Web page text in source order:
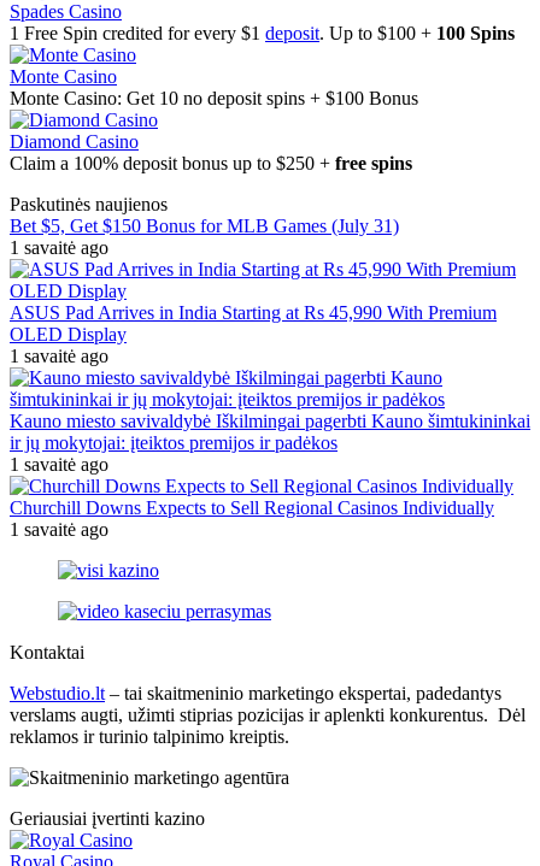
Spades Casino
1 Free Spin credited for every $1 deposit. Up to $100 + 100 Spins
Monte Casino
Monte Casino: Get 10 no deposit spins + $100 Bonus
Diamond Casino
Claim a 100% deposit bonus up to $250 + free spins
Paskutinės naujienos
Bet $5, Get $150 Bonus for MLB Games (July 31)
1 savaitė ago
ASUS Pad Arrives in India Starting at Rs 45,990 With Premium
OLED Display
1 savaitė ago
Kauno miesto savivaldybė Iškilmingai pagerbti Kauno šimtukininkai
ir jų mokytojai: įteiktos premijos ir padėkos
1 savaitė ago
Churchill Downs Expects to Sell Regional Casinos Individually
1 savaitė ago
Kontaktai
Webstudio.lt – tai skaitmeninio marketingo ekspertai, padedantys
verslams augti, užimti stiprias pozicijas ir aplenkti konkurentus. Dėl
reklamos ir turinio talpinimo kreiptis.
Geriausiai įvertinti kazino
Royal Casino